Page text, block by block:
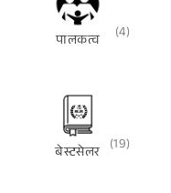
पालकत्व (4)
बेस्टसेलर (19)